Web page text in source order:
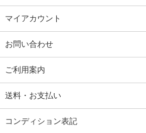
マイアカウント
お問い合わせ
ご利用案内
送料・お支払い
コンディション表記